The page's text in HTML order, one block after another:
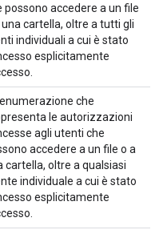
possono accedere a un file
una cartella, oltre a tutti gli
individuali a cui è stato
esplicitamente
che
le autorizzazioni
agli utenti che
accedere a un file o a
cartella, oltre a qualsiasi
individuale a cui è stato
esplicitamente